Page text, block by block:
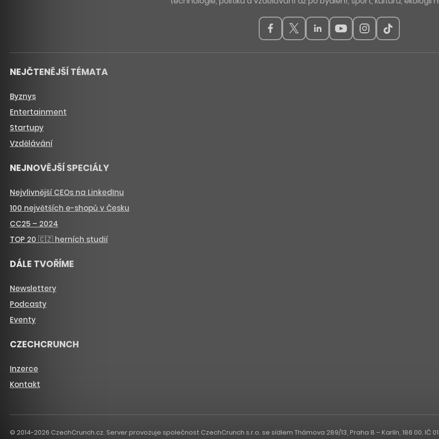
NEJČTENĚJŠÍ TÉMATA
Byznys
Entertainment
Startupy
Vzdělávání
NEJNOVĚJŠÍ SPECIÁLY
Nejvlivnější CEOs na LinkedInu
100 největších e-shopů v Česku
CC25 – 2024
TOP 20 🇨🇿 herních studií
DÁLE TVOŘÍME
Newslettery
Podcasty
Eventy
CZECHCRUNCH
Inzerce
Kontakt
© 2014-2026 CzechCrunch.cz. Server provozuje společnost CzechCrunch s.r.o. se sídlem Thámova 289/13, Praha 8 – Karlín, 186 00. IČ